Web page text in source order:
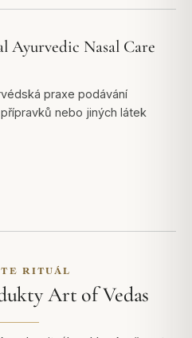
Ayurvedic Nasal Care
praxe podávání
nebo jiných látek
RITUÁL
Art of Vedas